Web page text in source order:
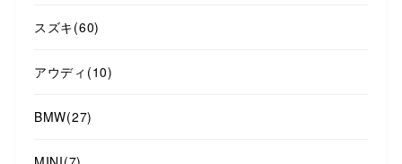
スズキ(60)
アウディ (10)
BMW(27)